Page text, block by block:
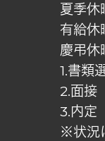
夏季休
有給休
慶弔休
1.書類
2.面接
3.内定
※状況